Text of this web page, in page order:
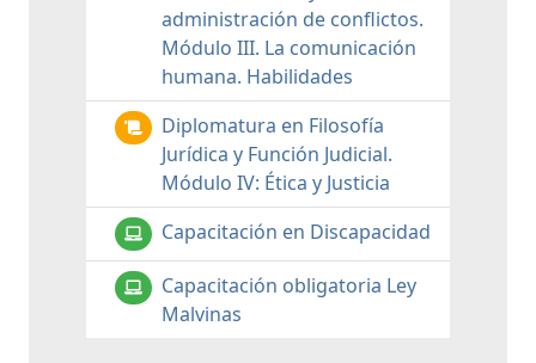
administración de conflictos.
Módulo III. La comunicación
humana. Habilidades
Diplomatura en Filosofía
Jurídica y Función Judicial.
Módulo IV: Ética y Justicia
Capacitación en Discapacidad
Capacitación obligatoria Ley
Malvinas